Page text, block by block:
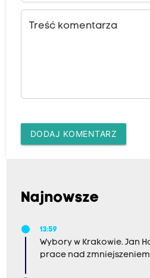
Treść komentarza
DODAJ KOMENTARZ
Najnowsze
13:59
Wybory w Krakowie. Jan
prace nad zmniejszeniem